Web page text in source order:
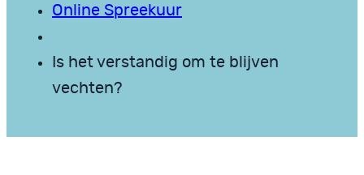
Online Spreekuur
Is het verstandig om te blijven
vechten?